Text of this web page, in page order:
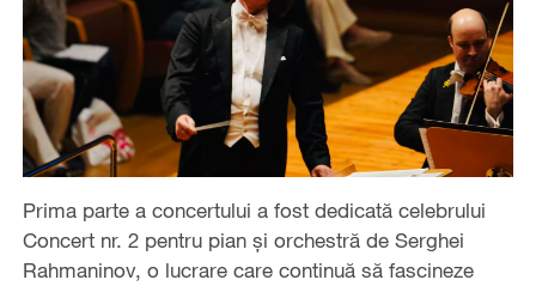
Prima parte a concertului a fost dedicată celebrului
Concert nr. 2 pentru pian și orchestră de Serghei
Rahmaninov, o lucrare care continuă să fascineze